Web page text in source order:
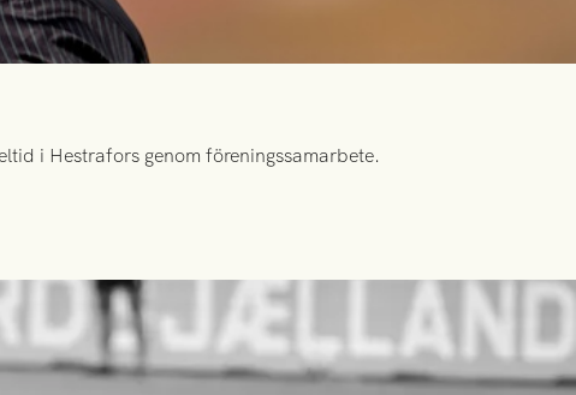
i Hestrafors genom föreningssamarbete.